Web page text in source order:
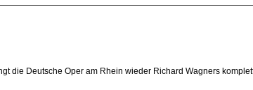
die Deutsche Oper am Rhein wieder Richard Wagners